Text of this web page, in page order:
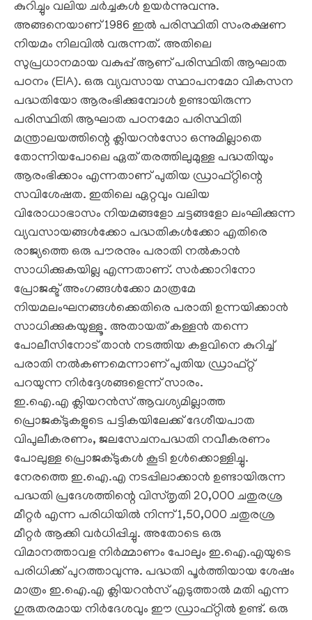
കുറിച്ചും വലിയ ചര്‍ച്ചകള്‍ ഉയര്‍ന്നുവന്നു.
അങ്ങനെയാണ് 1986 ഇല്‍ പരിസ്ഥിതി സംരക്ഷണ
നിയമം നിലവില്‍ വരുന്നത്. അതിലെ
സുപ്രധാനമായ വകുപ്പ് ആണ് പരിസ്ഥിതി ആഘാത
പഠനം (EIA). ഒരു വ്യവസായ സ്ഥാപനമോ വികസന
പദ്ധതിയോ ആരംഭിക്കുമ്പോള്‍ ഉണ്ടായിരുന്ന
പരിസ്ഥിതി ആഘാത പഠനമോ പരിസ്ഥിതി
മന്ത്രാലയത്തിന്റെ ക്ലിയറന്‍സോ ഒന്നുമില്ലാതെ
തോന്നിയപോലെ ഏത് തരത്തിലുമുള്ള പദ്ധതിയും
ആരംഭിക്കാം എന്നതാണ് പുതിയ ഡ്രാഫ്റ്റിന്റെ
സവിശേഷത. ഇതിലെ ഏറ്റവും വലിയ
വിരോധാഭാസം നിയമങ്ങളോ ചട്ടങ്ങളോ ലംഘിക്കുന്ന
വ്യവസായങ്ങള്‍ക്കോ പദ്ധതികള്‍ക്കോ എതിരെ
രാജ്യത്തെ ഒരു പൗരനും പരാതി നല്‍കാന്‍
സാധിക്കുകയില്ല എന്നതാണ്. സര്‍ക്കാറിനോ
പ്രോജക്ട് അംഗങ്ങള്‍ക്കോ മാത്രമേ
നിയമലംഘനങ്ങള്‍ക്കെതിരെ പരാതി ഉന്നയിക്കാന്‍
സാധിക്കുകയുള്ളൂ. അതായത് കള്ളന്‍ തന്നെ
പോലീസിനോട് താന്‍ നടത്തിയ കളവിനെ കുറിച്ച്
പരാതി നല്‍കണമെന്നാണ് പുതിയ ഡ്രാഫ്റ്റ്
പറയുന്ന നിര്‍ദ്ദേശങ്ങളെന്ന് സാരം.
ഇ.ഐ.എ ക്ലിയറന്‍സ് ആവശ്യമില്ലാത്ത
പ്രൊജക്ടുകളുടെ പട്ടികയിലേക്ക് ദേശീയപാത
വിപുലീകരണം, ജലസേചനപദ്ധതി നവീകരണം
പോലുള്ള പ്രൊജക്ടുകള്‍ കൂടി ഉള്‍ക്കൊള്ളിച്ചു.
നേരത്തെ ഇ.ഐ.എ നടപ്പിലാക്കാന്‍ ഉണ്ടായിരുന്ന
പദ്ധതി പ്രദേശത്തിന്റെ വിസ്തൃതി 20,000 ചതുരശ്ര
മീറ്റര്‍ എന്ന പരിധിയില്‍ നിന്ന് 1,50,000 ചതുരശ്ര
മീറ്റര്‍ ആക്കി വര്‍ധിപ്പിച്ചു. അതോടെ ഒരു
വിമാനത്താവള നിര്‍മ്മാണം പോലും ഇ.ഐ.എയുടെ
പരിധിക്ക് പുറത്താവുന്നു. പദ്ധതി പൂര്‍ത്തിയായ ശേഷം
മാത്രം ഇ.ഐ.എ ക്ലിയറന്‍സ് എടുത്താല്‍ മതി എന്ന
ഗുരുതരമായ നിര്‍ദേശവും ഈ ഡ്രാഫ്റ്റില്‍ ഉണ്ട്. ഒരു